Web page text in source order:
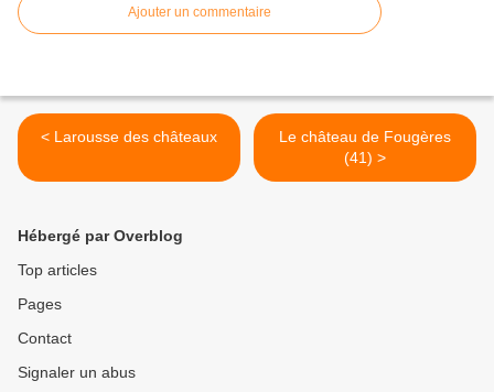
Ajouter un commentaire
< Larousse des châteaux
Le château de Fougères
(41) >
Hébergé par Overblog
Top articles
Pages
Contact
Signaler un abus